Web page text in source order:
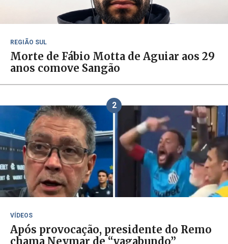
REGIÃO SUL
Morte de Fábio Motta de Aguiar aos 29
anos comove Sangão
2
VÍDEOS
Após provocação, presidente do Remo
chama Neymar de “vagabundo”